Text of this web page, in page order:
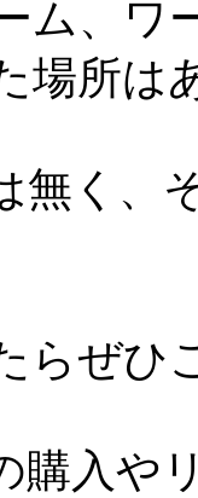
ム、ワ
場所は
無く、
らぜひ
購入や